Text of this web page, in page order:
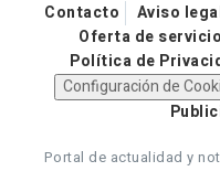
Contacto Aviso
Oferta de
Política de
Configuración de
Portal de actualidad y